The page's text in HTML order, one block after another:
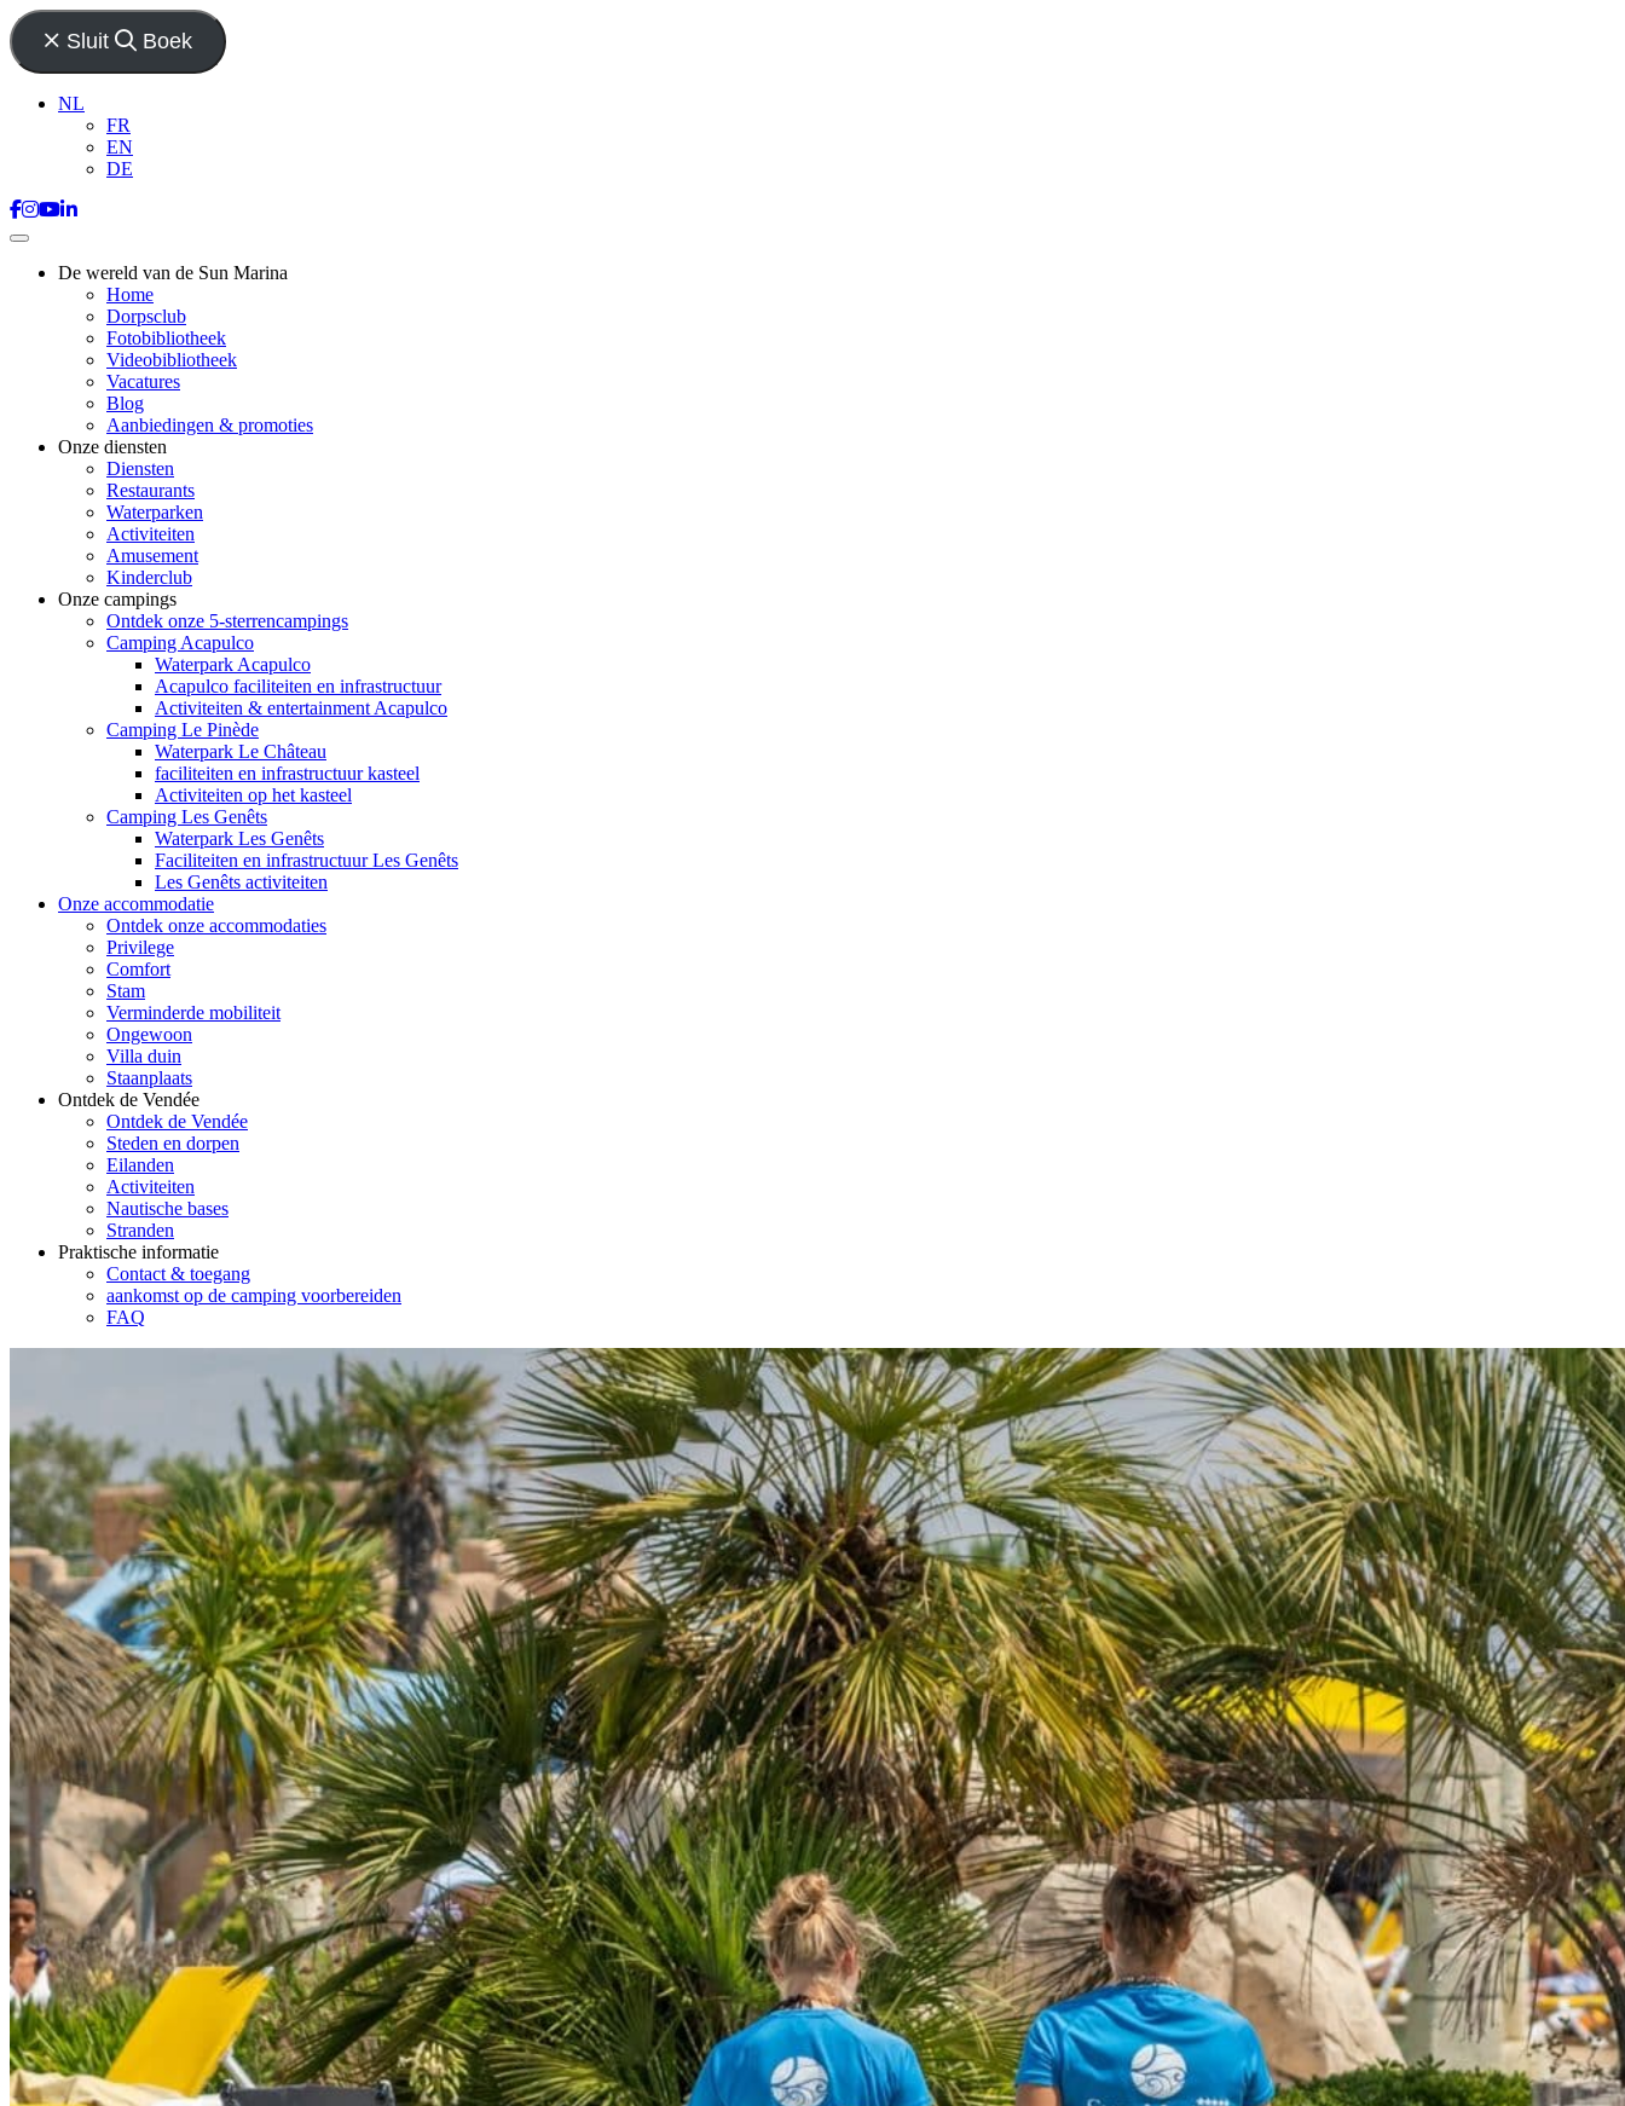
Sluit Boek
NL
FR
EN
DE
De wereld van de Sun Marina
Home
Dorpsclub
Fotobibliotheek
Videobibliotheek
Vacatures
Blog
Aanbiedingen & promoties
Onze diensten
Diensten
Restaurants
Waterparken
Activiteiten
Amusement
Kinderclub
Onze campings
Ontdek onze 5-sterrencampings
Camping Acapulco
Waterpark Acapulco
Acapulco faciliteiten en infrastructuur
Activiteiten & entertainment Acapulco
Camping Le Pinède
Waterpark Le Château
faciliteiten en infrastructuur kasteel
Activiteiten op het kasteel
Camping Les Genêts
Waterpark Les Genêts
Faciliteiten en infrastructuur Les Genêts
Les Genêts activiteiten
Onze accommodatie
Ontdek onze accommodaties
Privilege
Comfort
Stam
Verminderde mobiliteit
Ongewoon
Villa duin
Staanplaats
Ontdek de Vendée
Ontdek de Vendée
Steden en dorpen
Eilanden
Activiteiten
Nautische bases
Stranden
Praktische informatie
Contact & toegang
aankomst op de camping voorbereiden
FAQ